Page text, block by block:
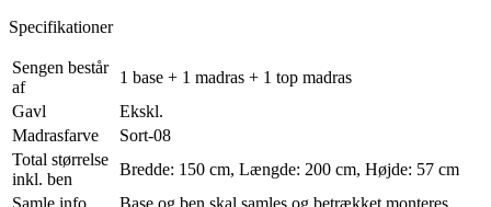
Specifikationer
Sengen består
af
1 base + 1 madras + 1 top madras
Gavl
Ekskl.
Madrasfarve
Sort-08
Total størrelse
inkl. ben
Bredde: 150 cm, Længde: 200 cm, Højde: 57 cm
Samle info
Base og ben skal samles og betrækket monteres